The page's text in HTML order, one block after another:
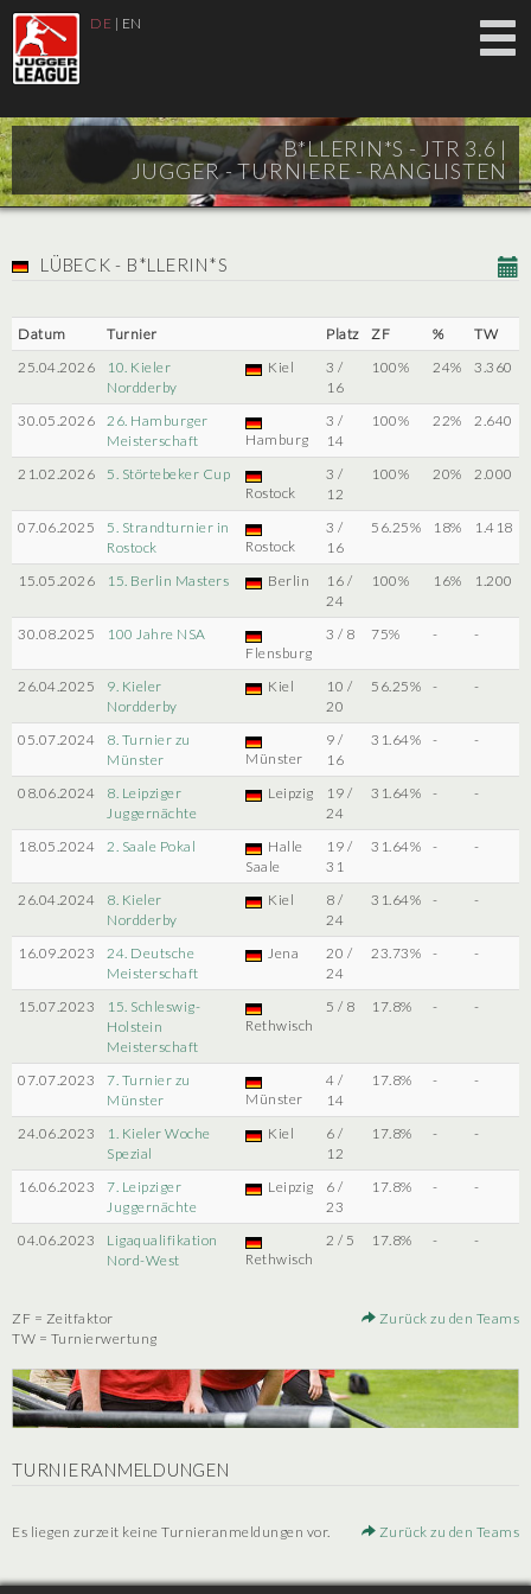
DE | EN
B*LLERIN*S - JTR 3.6 |
JUGGER - TURNIERE - RANGLISTEN
LÜBECK - B*LLERIN*S
Datum Turnier Platz ZF %
TW
25.04.2026
10. Kieler
Nordderby
Kiel
3 /
16
100% 24% 3.360
30.05.2026
26. Hamburger
Meisterschaft
Hamburg
3 /
14
100% 22% 2.640
21.02.2026
5. Störtebeker Cup
Rostock
3 /
12
100% 20% 2.000
07.06.2025
5. Strandturnier in
Rostock
Rostock
3 /
16
56.25% 18% 1.418
15.05.2026 15. Berlin Masters Berlin
16 /
24
100% 16% 1.200
30.08.2025
100 Jahre NSA
Flensburg
3 / 8 75% - -
26.04.2025
9. Kieler
Nordderby
Kiel
10 /
20
56.25% - -
05.07.2024
8. Turnier zu
Münster
Münster
9 /
16
31.64% - -
08.06.2024
8. Leipziger
Juggernächte
Leipzig
19 /
24
31.64% - -
18.05.2024 2. Saale Pokal
Halle
Saale
19 /
31
31.64% - -
26.04.2024
8. Kieler
Nordderby
Kiel
8 /
24
31.64% - -
16.09.2023
24. Deutsche
Meisterschaft
Jena
20 /
24
23.73% - -
15.07.2023
15. Schleswig-
Holstein
Meisterschaft
Rethwisch
5 / 8 17.8% - -
07.07.2023
7. Turnier zu
Münster
Münster
4 /
14
17.8% - -
24.06.2023
1. Kieler Woche
Spezial
Kiel
6 /
12
17.8% - -
16.06.2023
7. Leipziger
Juggernächte
Leipzig
6 /
23
17.8% - -
04.06.2023
Ligaqualifikation
Nord-West
Rethwisch
2 / 5 17.8% - -
ZF = Zeitfaktor
TW = Turnierwertung
Zurück zu den Teams
TURNIERANMELDUNGEN
Es liegen zurzeit keine Turnieranmeldungen vor. Zurück zu den Teams